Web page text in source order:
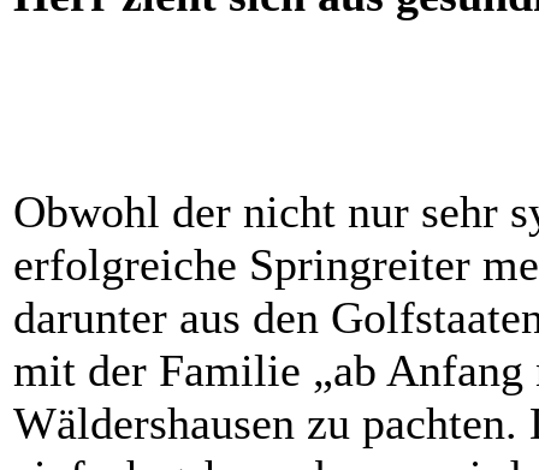
Obwohl der nicht nur sehr
erfolgreiche Springreiter
darunter aus den
mit der Familie „ab Anfang
Wäldershausen zu